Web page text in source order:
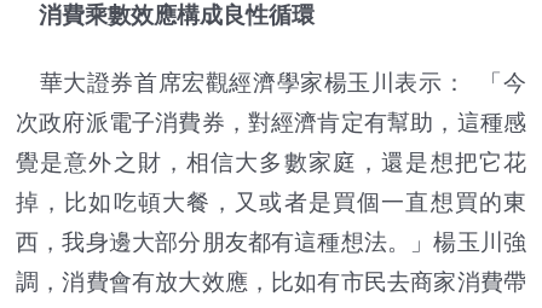
消費乘數效應構成良性循環
華大證券首席宏觀經濟學家楊玉川表示： 「今
次政府派電子消費券，對經濟肯定有幫助，這種感
覺是意外之財，相信大多數家庭，還是想把它花
掉，比如吃頓大餐，又或者是買個一直想買的東
西，我身邊大部分朋友都有這種想法。」楊玉川強
調，消費會有放大效應，比如有市民去商家消費帶